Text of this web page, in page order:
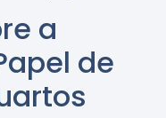
a
de